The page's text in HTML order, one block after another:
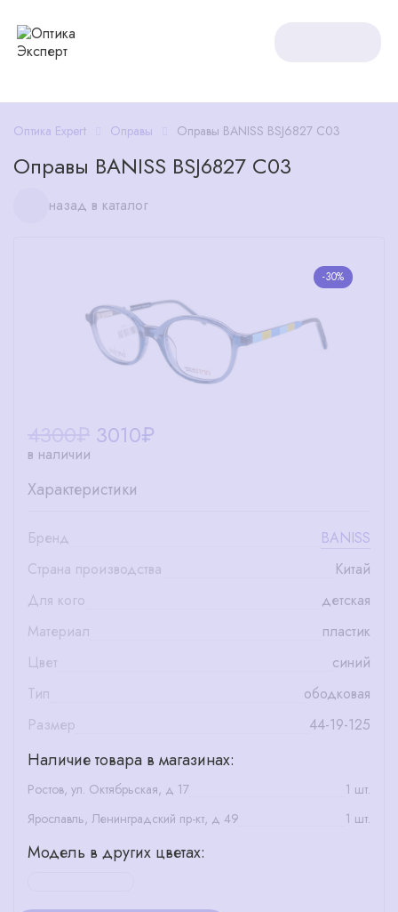
Оптика Expert Оправы Оправы BANISS BSJ6827 C03
Оправы BANISS BSJ6827 C03
назад в каталог
-30%
3010₽
в наличии
Характеристики
Бренд
BANISS
Страна производства
Китай
Для кого
детская
Материал
пластик
Цвет
синий
Тип
ободковая
Размер
44-19-125
Наличие товара в магазинах:
Ростов, ул. Октябрьская, д 17
1 шт.
Ярославль, Ленинградский пр-кт, д 49
1 шт.
Модель в других цветах: